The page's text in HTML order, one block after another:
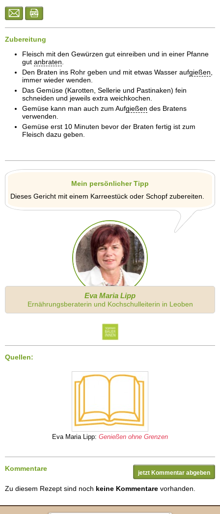
Zubereitung
Fleisch mit den Gewürzen gut einreiben und in einer Pfanne
gut anbraten.
Den Braten ins Rohr geben und mit etwas Wasser aufgießen,
immer wieder wenden.
Das Gemüse (Karotten, Sellerie und Pastinaken) fein
schneiden und jeweils extra weichkochen.
Gemüse kann man auch zum Aufgießen des Bratens
verwenden.
Gemüse erst 10 Minuten bevor der Braten fertig ist zum
Fleisch dazu geben.
Mein persönlicher Tipp
Dieses Gericht mit einem Karreestück oder Schopf zubereiten.
Eva Maria Lipp
Ernährungsberaterin und Kochschulleiterin in Leoben
Quellen:
Eva Maria Lipp: Genießen ohne Grenzen
jetzt Kommentar abgeben
Kommentare
Zu diesem Rezept sind noch keine Kommentare vorhanden.